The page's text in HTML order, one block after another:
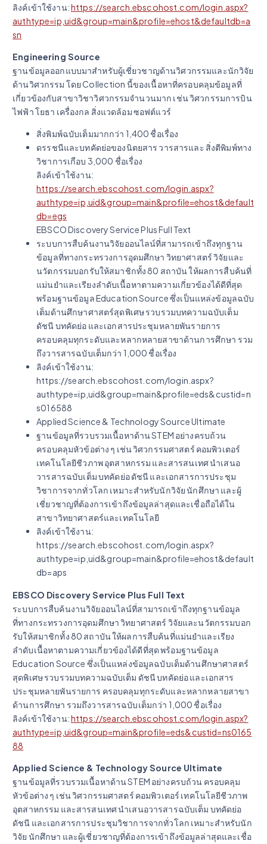
ลิงค์เข้าใช้งาน:https://search.ebscohost.com/login.aspx?
authtype=ip,uid&group=main&profile=ehost&defaultdb=a
sn
Engineering Source
ฐานข้อมูลออกแบบมาสำหรับผู้เชี่ยวชาญด้านวิศวกรรมและนักวิจัย
ด้านวิศวกรรม โดย Collection นี้ของเนื้อหาที่ครอบคลุมข้อมูลที่
เกี่ยวข้องกับสาขาวิชาวิศวกรรมจำนวนมาก เช่น วิศวกรรมการบิน
ไฟฟ้า โยธา เครื่องกล สิ่งแวดล้อม ซอฟต์แวร์
สิ่งพิมพ์ฉบับเต็มมากกว่า 1,400 ชื่อเรื่อง
ดรรชนีและบทคัดย่อของนิตยสาร วารสารและ สิ่งตีพิมพ์ทาง
วิชาการเกือบ 3,000 ชื่อเรื่อง
ลิงค์เข้าใช้งาน:
https://search.ebscohost.com/login.aspx?
authtype=ip,uid&group=main&profile=ehost&default
db=egs
EBSCO Discovery Service Plus Full Text
ระบบการสืบค้นงานวิจัยออนไลน์ที่สามารถเข้าถึงทุกฐาน
ข้อมูลที่ทางกระทรวงการอุดมศึกษา วิทยาศาสตร์ วิจัยและ
นวัตกรรมบอกรับให้สมาชิกทั้ง 80 สถาบัน ให้ผลการสืบค้นที่
แม่นยำและเรียงลำดับเนื้อหาตามความเกี่ยวข้องได้ดีที่สุด
พร้อมฐานข้อมูล Education Source ซึ่งเป็นแหล่งข้อมูลฉบับ
เต็มด้านศึกษาศาสตร์สุดพิเศษ รวบรวมบทความฉบับเต็ม
ดัชนี บทคัดย่อ และเอกสารประชุมหลายพันรายการ
ครอบคลุมทุกระดับและหลากหลายสาขาด้านการศึกษา รวม
ถึงวารสารฉบับเต็มกว่า 1,000 ชื่อเรื่อง
ลิงค์เข้าใช้งาน:
https://search.ebscohost.com/login.aspx?
authtype=ip,uid&group=main&profile=eds&custid=n
s016588
Applied Science & Technology Source Ultimate
ฐานข้อมูลที่รวบรวมเนื้อหาด้าน STEM อย่างครบถ้วน
ครอบคลุมหัวข้อต่าง ๆ เช่น วิศวกรรมศาสตร์ คอมพิวเตอร์
เทคโนโลยีชีวภาพ อุตสาหกรรม และสารสนเทศ นำเสนอ
วารสารฉบับเต็ม บทคัดย่อ ดัชนี และเอกสารการประชุม
วิชาการจากทั่วโลก เหมาะสำหรับนักวิจัย นักศึกษา และผู้
เชี่ยวชาญที่ต้องการเข้าถึงข้อมูลล่าสุดและเชื่อถือได้ใน
สาขาวิทยาศาสตร์และเทคโนโลยี
ลิงค์เข้าใช้งาน:
https://search.ebscohost.com/login.aspx?
authtype=ip,uid&group=main&profile=ehost&default
db=aps
EBSCO Discovery Service Plus Full Text
ระบบการสืบค้นงานวิจัยออนไลน์ที่สามารถเข้าถึงทุกฐานข้อมูล
ที่ทางกระทรวงการอุดมศึกษา วิทยาศาสตร์ วิจัยและนวัตกรรมบอก
รับให้สมาชิกทั้ง 80 สถาบัน ให้ผลการสืบค้นที่แม่นยำและเรียง
ลำดับเนื้อหาตามความเกี่ยวข้องได้ดีที่สุด พร้อมฐานข้อมูล
Education Source ซึ่งเป็นแหล่งข้อมูลฉบับเต็มด้านศึกษาศาสตร์
สุดพิเศษ รวบรวมบทความฉบับเต็ม ดัชนี บทคัดย่อ และเอกสาร
ประชุมหลายพันรายการ ครอบคลุมทุกระดับและหลากหลายสาขา
ด้านการศึกษา รวมถึงวารสารฉบับเต็มกว่า 1,000 ชื่อเรื่อง
ลิงค์เข้าใช้งาน:https://search.ebscohost.com/login.aspx?
authtype=ip,uid&group=main&profile=eds&custid=ns0165
88
Applied Science & Technology Source Ultimate
ฐานข้อมูลที่รวบรวมเนื้อหาด้าน STEM อย่างครบถ้วน ครอบคลุม
หัวข้อต่าง ๆ เช่น วิศวกรรมศาสตร์ คอมพิวเตอร์ เทคโนโลยีชีวภาพ
อุตสาหกรรม และสารสนเทศ นำเสนอวารสารฉบับเต็ม บทคัดย่อ
ดัชนี และเอกสารการประชุมวิชาการจากทั่วโลก เหมาะสำหรับนัก
วิจัย นักศึกษา และผู้เชี่ยวชาญที่ต้องการเข้าถึงข้อมูลล่าสุดและเชื่อ